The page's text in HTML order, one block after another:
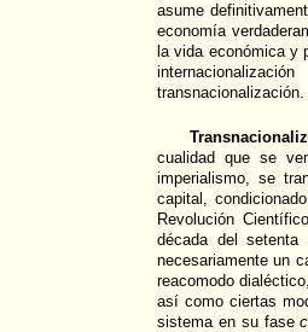
asume
economía
la vida económica y
transnacionalización.
cualidad que se
imperialismo, se
capital,
Revolución
década del setenta
necesariamente un
reacomodo
así como ciertas
sistema en su fase